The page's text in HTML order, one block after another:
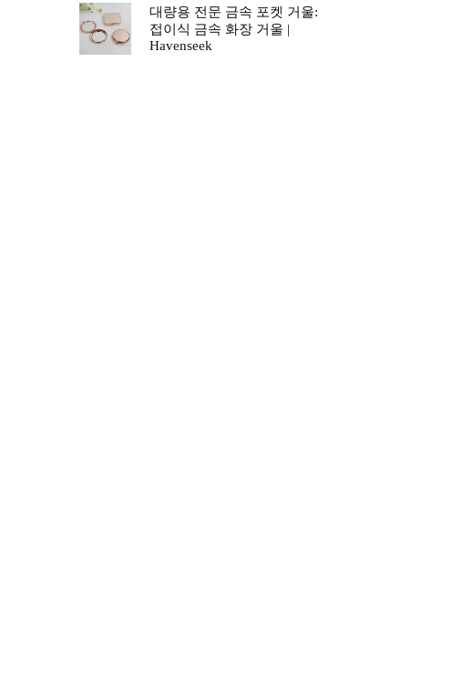
대량용 전문 금속 포켓 거울:
접이식 금속 화장 거울 |
Havenseek